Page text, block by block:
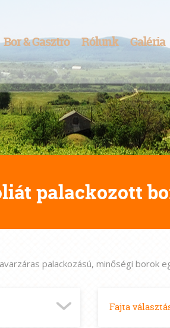
Bor & Gasztro Rólunk Galéria
palackozott
palackozású, minőségi borok
Fajta